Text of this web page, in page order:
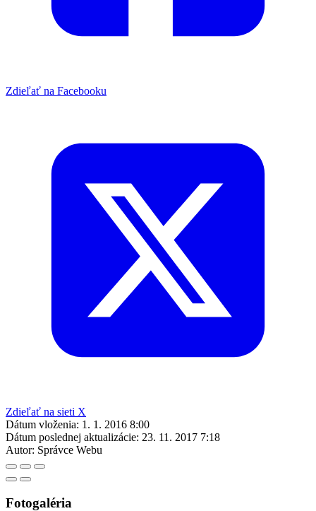
Zdieľať na Facebooku
Zdieľať na sieti X
Dátum vloženia: 1. 1. 2016 8:00
Dátum poslednej aktualizácie: 23. 11. 2017 7:18
Autor: Správce Webu
Fotogaléria